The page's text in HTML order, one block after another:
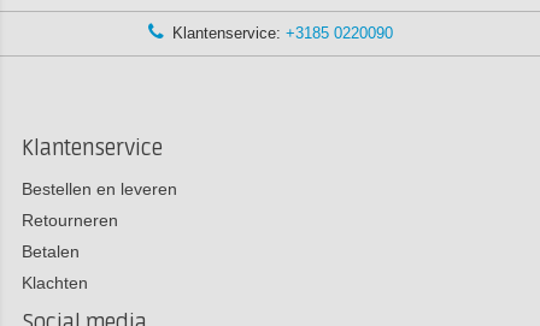
Klantenservice: +3185 0220090
Klantenservice
Bestellen en leveren
Retourneren
Betalen
Klachten